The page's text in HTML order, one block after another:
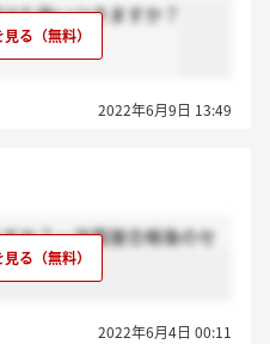
た後いつきますか？
2022年6月9日 13:49
か？一次面接合格後のセ
2022年6月4日 00:11